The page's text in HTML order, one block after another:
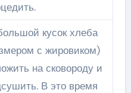
кусок хлеба
с жировиком)
на сковороду и
В это время